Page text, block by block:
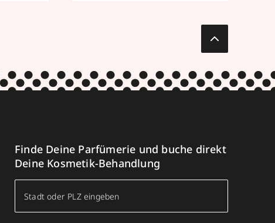
Finde Deine Parfümerie und buche direkt
Deine Kosmetik-Behandlung